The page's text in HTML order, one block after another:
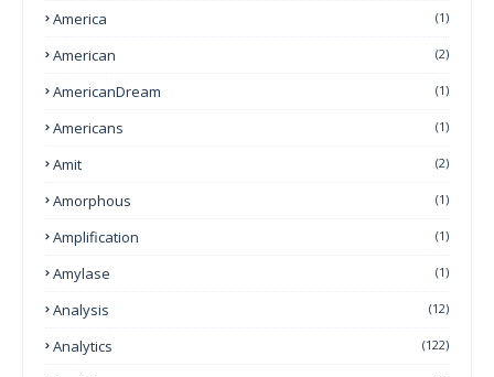
America (1)
American (2)
AmericanDream (1)
Americans (1)
Amit (2)
Amorphous (1)
Amplification (1)
Amylase (1)
Analysis (12)
Analytics (122)